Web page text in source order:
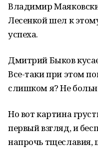
Владимир
Лесенкой шел к
успеха.
Дмитрий Быков
Все-таки при этом
слишком я? Не
Но вот картина
первый взгляд, и
напрочь тщеславия,